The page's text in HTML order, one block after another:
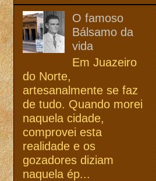
O famoso
Bálsamo da
vida
Em Juazeiro
do Norte,
artesanalmente se faz
de tudo. Quando morei
naquela cidade,
comprovei esta
realidade e os
gozadores diziam
naquela ép...